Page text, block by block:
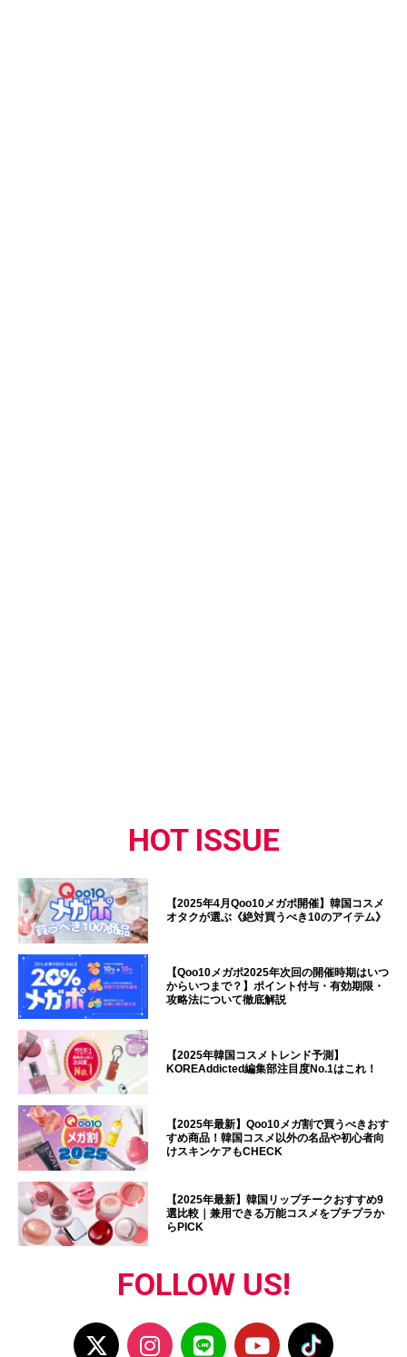
HOT ISSUE
【2025年4月Qoo10メガポ開催】韓国コスメ
オタクが選ぶ《絶対買うべき10のアイテム》
【Qoo10メガポ2025年次回の開催時期はいつ
からいつまで？】ポイント付与・有効期限・
攻略法について徹底解説
【2025年韓国コスメトレンド予測】
KOREAddicted編集部注目度No.1はこれ！
【2025年最新】Qoo10メガ割で買うべきおす
すめ商品！韓国コスメ以外の名品や初心者向
けスキンケアもCHECK
【2025年最新】韓国リップチークおすすめ9
選比較｜兼用できる万能コスメをプチプラか
らPICK
FOLLOW US!